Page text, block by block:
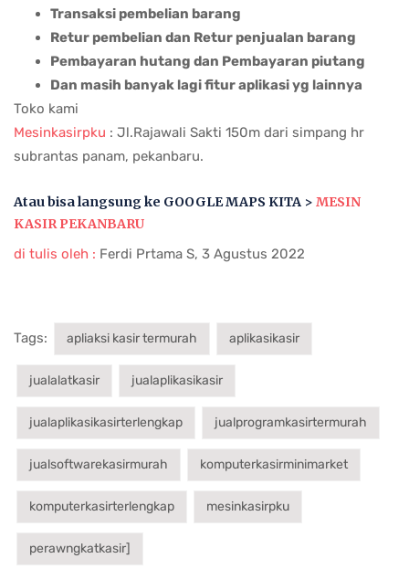
Transaksi pembelian barang
Retur pembelian dan Retur penjualan barang
Pembayaran hutang dan Pembayaran piutang
Dan masih banyak lagi fitur aplikasi yg lainnya
Toko kami
Mesinkasirpku : Jl.Rajawali Sakti 150m dari simpang hr
subrantas panam, pekanbaru.
Atau bisa langsung ke GOOGLE MAPS KITA > MESIN
KASIR PEKANBARU
di tulis oleh : Ferdi Prtama S, 3 Agustus 2022
Tags: apliaksi kasir termurah aplikasikasir
jualalatkasir jualaplikasikasir
jualaplikasikasirterlengkap jualprogramkasirtermurah
jualsoftwarekasirmurah komputerkasirminimarket
komputerkasirterlengkap mesinkasirpku
perawngkatkasir]